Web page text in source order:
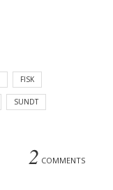
FISK
SUNDT
2 COMMENTS